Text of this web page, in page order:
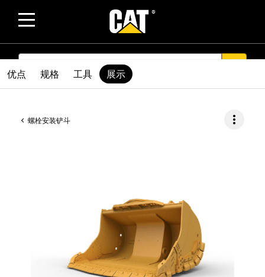
SEARCH
螺栓安装铲斗 more_vert
优点 规格 工具 展示